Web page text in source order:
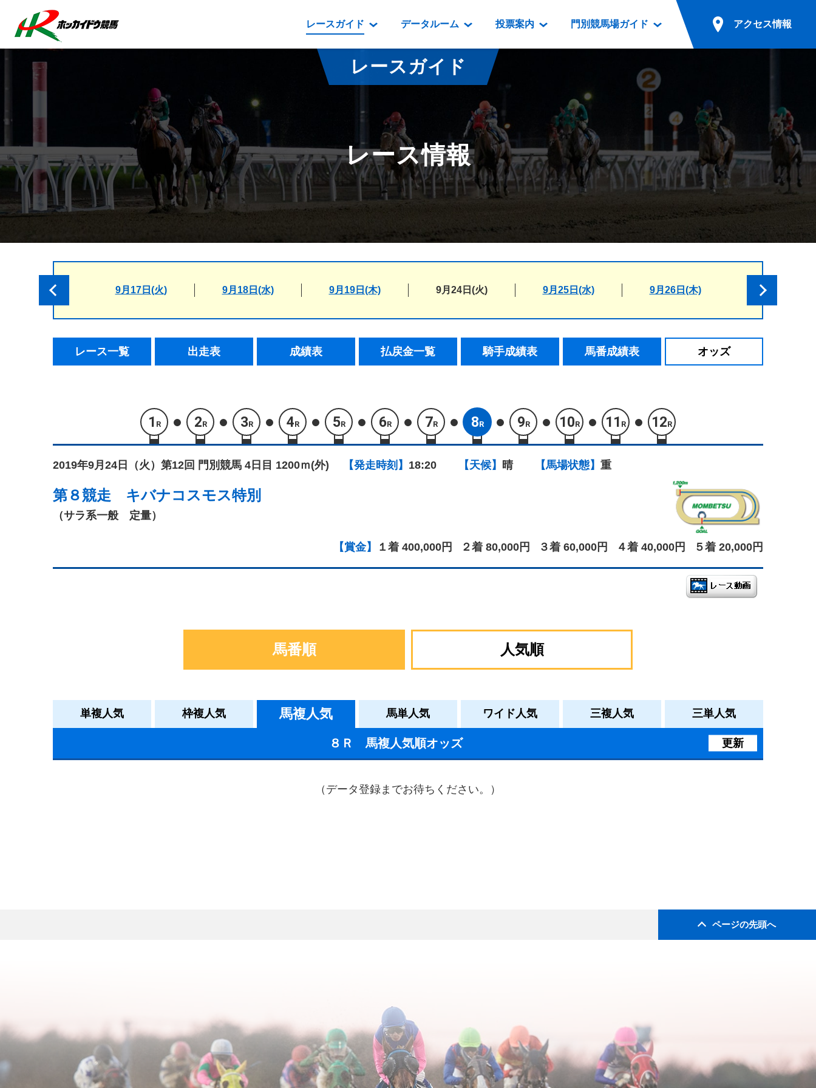
レースガイド
レース情報
払戻金一覧
騎手成績表
馬番成績表
オッズ
番組・級別表ダウンロード
開催カレンダー
重賞競走体系図
スタリオンシリーズ競走
道内の発売情報(PDF)
データルーム
データルーム
騎手・調教師紹介
坂路調教映像
遠征馬情報
番組編成要領
映像コンテンツ
重賞競走VTR
重賞競走参考VTR
レースダイジェスト
新馬ダイジェスト
投票案内
電話・インターネット投票
場外発売所
実況・テレホンサービス
発売・払戻
門別競馬場ガイド
門別競馬場情報
門別競馬場グルメ
とねっこジンギスカン
いずみ食堂
ルンビニフードカフェ
勝馬屋
アクセス情報
無料送迎バスでのご来場
公共の交通機関でのご来場
レースガイド
レース情報
9月17日(火) 9月18日(水) 9月19日(木) 9月24日(火) 9月25日(水) 9月26日(木)
レース一覧 出走表 成績表 払戻金一覧 騎手成績表 馬番成績表 オッズ
1 R 2R 3R 4R 5R 6R 7R 8R 9R 10R 11 R 12R
2019年9月24日（火） 第12回 門別競馬 4日目 1200ｍ(外) 【発走時刻】 18:20 【天候】 晴 【馬場状態】 重
第８競走 キバナコスモス特別
（サラ系一般 定量）
【賞金】 １着 400,000円 ２着 80,000円 ３着 60,000円 ４着 40,000円 ５着 20,000円
馬番順 人気順
単複人気 枠複人気 馬複人気 馬単人気 ワイド人気 三複人気 三単人気
８Ｒ 馬複人気順オッズ 更新
（データ登録までお待ちください。）
ページの先頭へ